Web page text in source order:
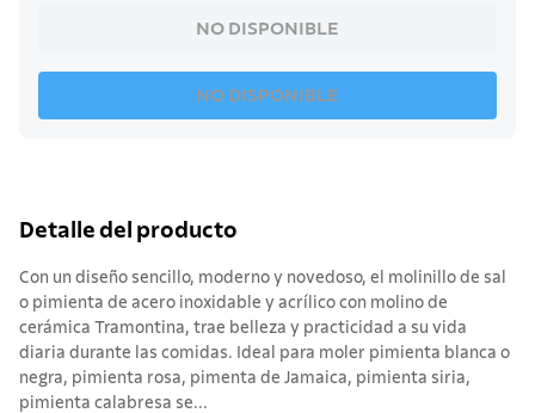
NO DISPONIBLE
NO DISPONIBLE
Detalle del producto
Con un diseño sencillo, moderno y novedoso, el molinillo de sal
o pimienta de acero inoxidable y acrílico con molino de
cerámica Tramontina, trae belleza y practicidad a su vida
diaria durante las comidas. Ideal para moler pimienta blanca o
negra, pimienta rosa, pimenta de Jamaica, pimienta siria,
pimienta calabresa se...